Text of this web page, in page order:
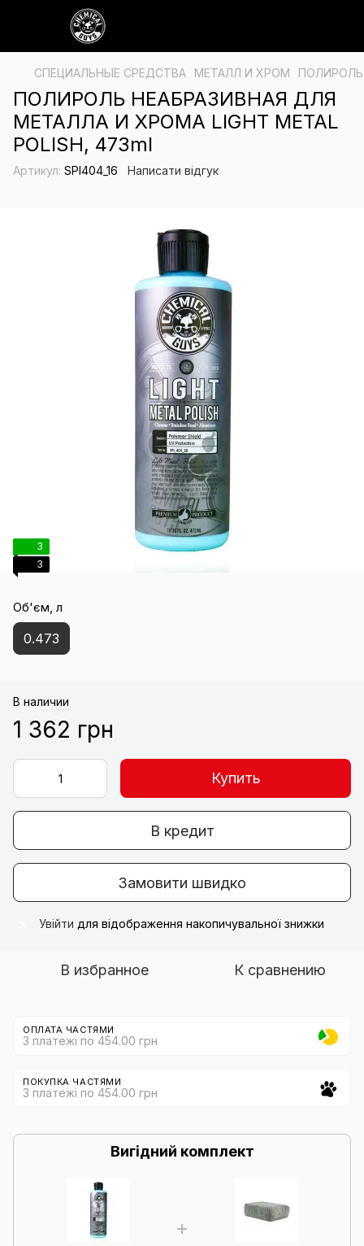
СПЕЦИАЛЬНЫЕ СРЕДСТВА МЕТАЛЛ И ХРОМ ПОЛИРОЛЬ
ПОЛИРОЛЬ НЕАБРАЗИВНАЯ ДЛЯ
МЕТАЛЛА И ХРОМА LIGHT METAL
POLISH, 473ml
Артикул: SPI404_16 Написати відгук
3
3
Об'єм, л
0.473
В наличии
1 362 грн
Купить
В кредит
Замовити швидко
Увійти для відображення накопичувальної знижки
В избранное К сравнению
ОПЛАТА ЧАСТЯМИ
3 платежі по 454.00 грн
ПОКУПКА ЧАСТЯМИ
3 платежі по 454.00 грн
Вигідний комплект